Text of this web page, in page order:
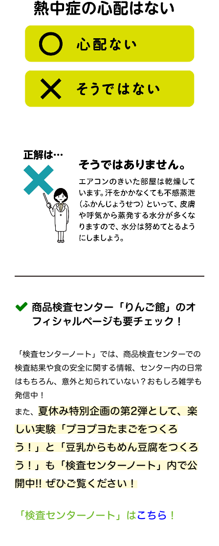
商品検査センター「りんご館」のオ
フィシャルページも要チェック！
「検査センターノート」では、商品検査センターでの
検査結果や食の安全に関する情報、センター内の日常
はもちろん、意外と知られていない？おもしろ雑学も
発信中！
また、 夏休み特別企画の第2弾として、楽
しい実験「プヨプヨたまごをつくろ
う！」と「豆乳からもめん豆腐をつくろ
う！」も「検査センターノート」内で公
開中!!ぜひご覧ください！
「検査センターノート」はこちら ！